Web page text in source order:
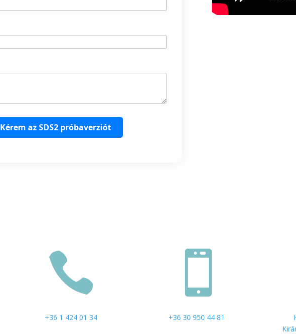
Kérem az SDS2 próbaverziót

+36 1 424 01 34

+36 30 950 44 81